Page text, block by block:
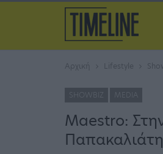
Αρχική Lifestyle
SHOWBIZ MEDIA
Maestro: